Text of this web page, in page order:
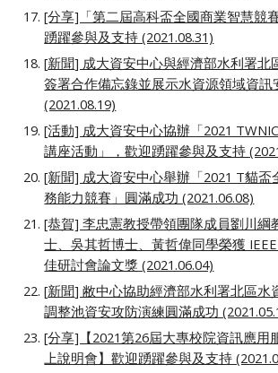
[分享]「第二屆高科盃全國商業智慧競
踴躍參與及支持 (2021.08.31)
[新聞] 成大資安中心與經濟部水利署北
簽署合作備忘錄並展示水資源領域資訊
(2021.08.19)
[活動] 成大資安中心協辦「2021
講座活動」，歡迎踴躍參與及支持
[新聞] 成大資安中心舉辦「2021 T貓盃
務能力競賽」圓滿成功 (2021.06.08)
[恭賀] 李忠憲教授帶領團隊成員劉川綱
士、吳其哲博士、黃哲偉同學榮獲
佳研討會論文獎 (2021.06.04)
[新聞] 敝中心協助經濟部水利署北區水
調整池資安攻防演練圓滿成功
[分享]【2021第26屆大專校院資訊應用
上說明會】歡迎踴躍參與及支持